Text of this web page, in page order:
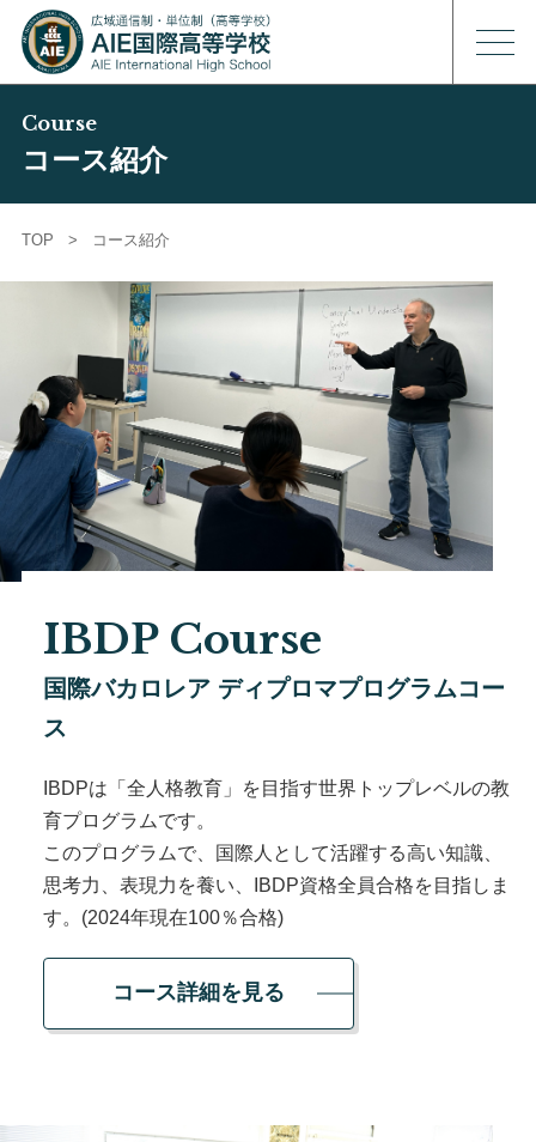
Course
コース紹介
TOP > コース紹介
IBDP Course
国際バカロレア ディプロマプログラムコー
ス
IBDPは「全人格教育」を目指す世界トップレベルの教
育プログラムです。
このプログラムで、国際人として活躍する高い知識、
思考力、表現力を養い、IBDP資格全員合格を目指しま
す。(2024年現在100％合格)
コース詳細を見る